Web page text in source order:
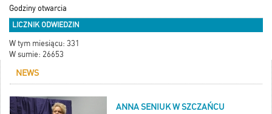
Godziny otwarcia
LICZNIK ODWIEDZIN
W tym miesiącu: 331
W sumie: 26653
NEWS
ANNA SENIUK W SZCZAŃCU